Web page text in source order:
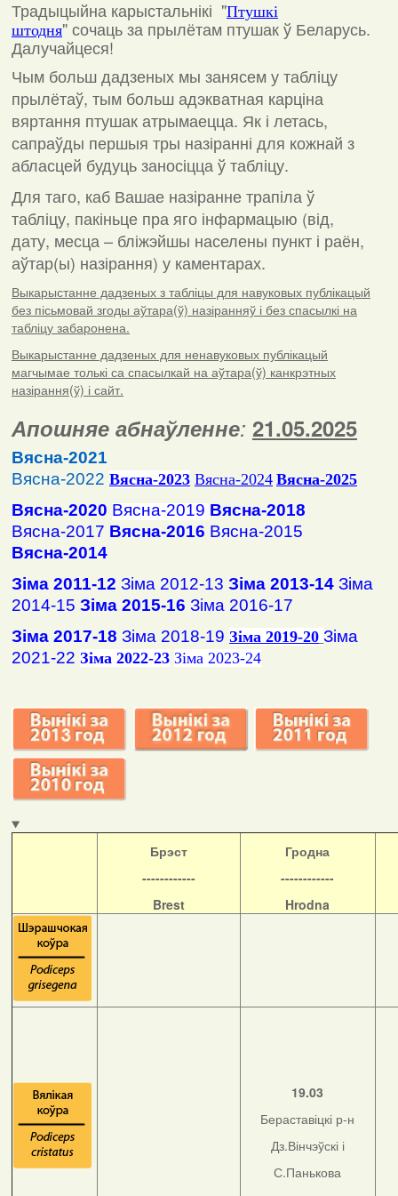
Традыцыйна карыстальнікі "Птушкі
штодня"сочаць за прылётам птушак ў Беларусь.
Далучайцеся!
Чым больш дадзеных мы занясем у табліцу
прылётаў, тым больш адэкватная карціна
вяртання птушак атрымаецца. Як і летась,
сапраўды першыя тры назіранні для кожнай з
абласцей будуць заносіцца ў табліцу.
Для таго, каб Вашае назіранне трапіла ў
табліцу, пакіньце пра яго інфармацыю (від,
дату, месца – бліжэйшы населены пункт і раён,
аўтар(ы) назірання) у каментарах.
Выкарыстанне дадзеных з табліцы для навуковых публікацый
без пісьмовай згоды аўтара(ў) назіранняў і без спасылкі на
табліцу забаронена.
Выкарыстанне дадзеных для ненавуковых публікацый
магчымае толькі са спасылкай на аўтара(ў) канкрэтных
назірання(ў) і сайт.
Апошняе абнаўленне: 21.05.2025
Вясна-2021
Вясна-2022 Вясна-2023 Вясна-2024 Вясна-2025
Вясна-2020 Вясна-2019 Вясна-2018
Вясна-2017 Вясна-2016 Вясна-2015
Вясна-2014
Зіма 2011-12 Зіма 2012-13 Зіма 2013-14 Зіма
2014-15 Зіма 2015-16 Зіма 2016-17
Зіма 2017-18 Зіма 2018-19 Зіма 2019-20 Зіма
2021-22 Зіма 2022-23 Зіма 2023-24
Брэст
------------
Brest
Гродна
------------
Hrodna
19.03
Бераставіцкі р-н
Дз.Вінчэўскі і
С.Панькова